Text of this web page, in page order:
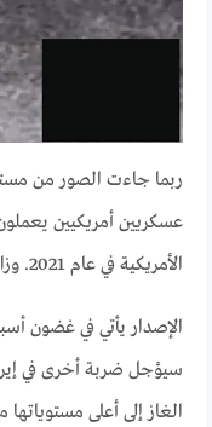
ربما جاءت الصور من
عسكريين أمريكيين
الأمريكية في عام 2021.
الإصدار يأتي في غضون
سيؤجل ضربة أخرى في
الغاز إلى أعلى